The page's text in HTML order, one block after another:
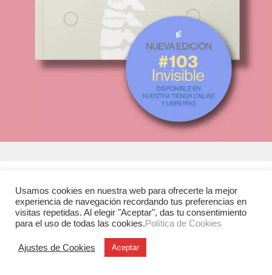
Experimenta
C/ Investigación, 7
28906 Getafe (Madrid)
Usamos cookies en nuestra web para ofrecerte la mejor
experiencia de navegación recordando tus preferencias en
visitas repetidas. Al elegir "Aceptar", das tu consentimiento
para el uso de todas las cookies.Política de Cookies
Ajustes de Cookies Aceptar